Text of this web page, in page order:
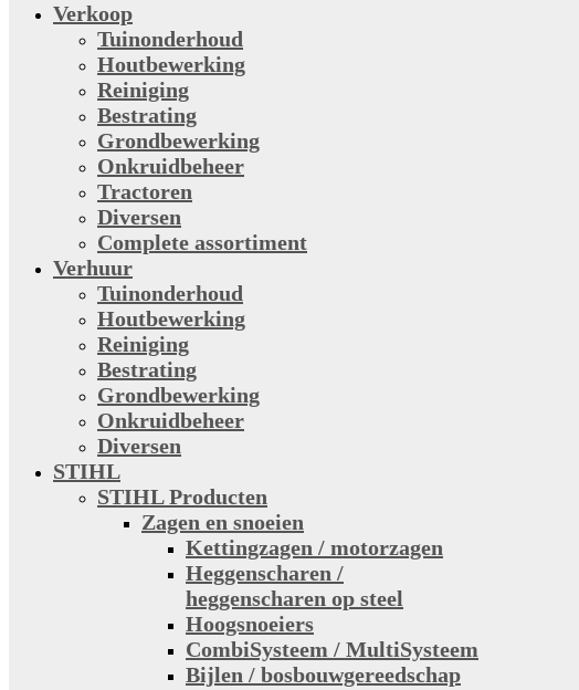
Verkoop
Tuinonderhoud
Houtbewerking
Reiniging
Bestrating
Grondbewerking
Onkruidbeheer
Tractoren
Diversen
Complete assortiment
Verhuur
Tuinonderhoud
Houtbewerking
Reiniging
Bestrating
Grondbewerking
Onkruidbeheer
Diversen
STIHL
STIHL Producten
Zagen en snoeien
Kettingzagen / motorzagen
Heggenscharen /
heggenscharen op steel
Hoogsnoeiers
CombiSysteem / MultiSysteem
Bijlen / bosbouwgereedschap